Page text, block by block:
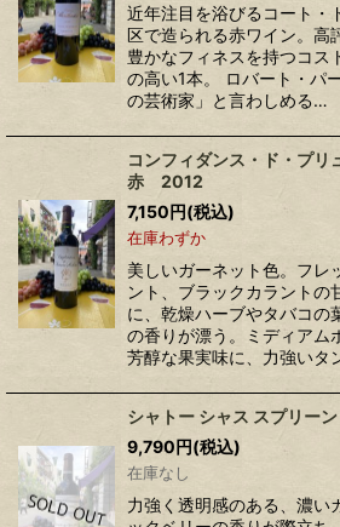
近年注目を浴びるコート・
区で造られる赤ワイン。高
豊かなフィネスを持つコス
の高い1本。 ロバート・パ
の芸術家」と言わしめる…
コンフィダンス・ド・プ
赤 2012
7,150円(税込)
在庫わずか
美しいガーネット色。フレ
ント、ブラックカラントの
に、乾燥ハーブやタバコの
の香りが漂う。ミディアム
芳醇な果実味に、力強いタ
シャトー シャス スプリ
9,790円(税込)
在庫なし
力強く透明感のある、濃い